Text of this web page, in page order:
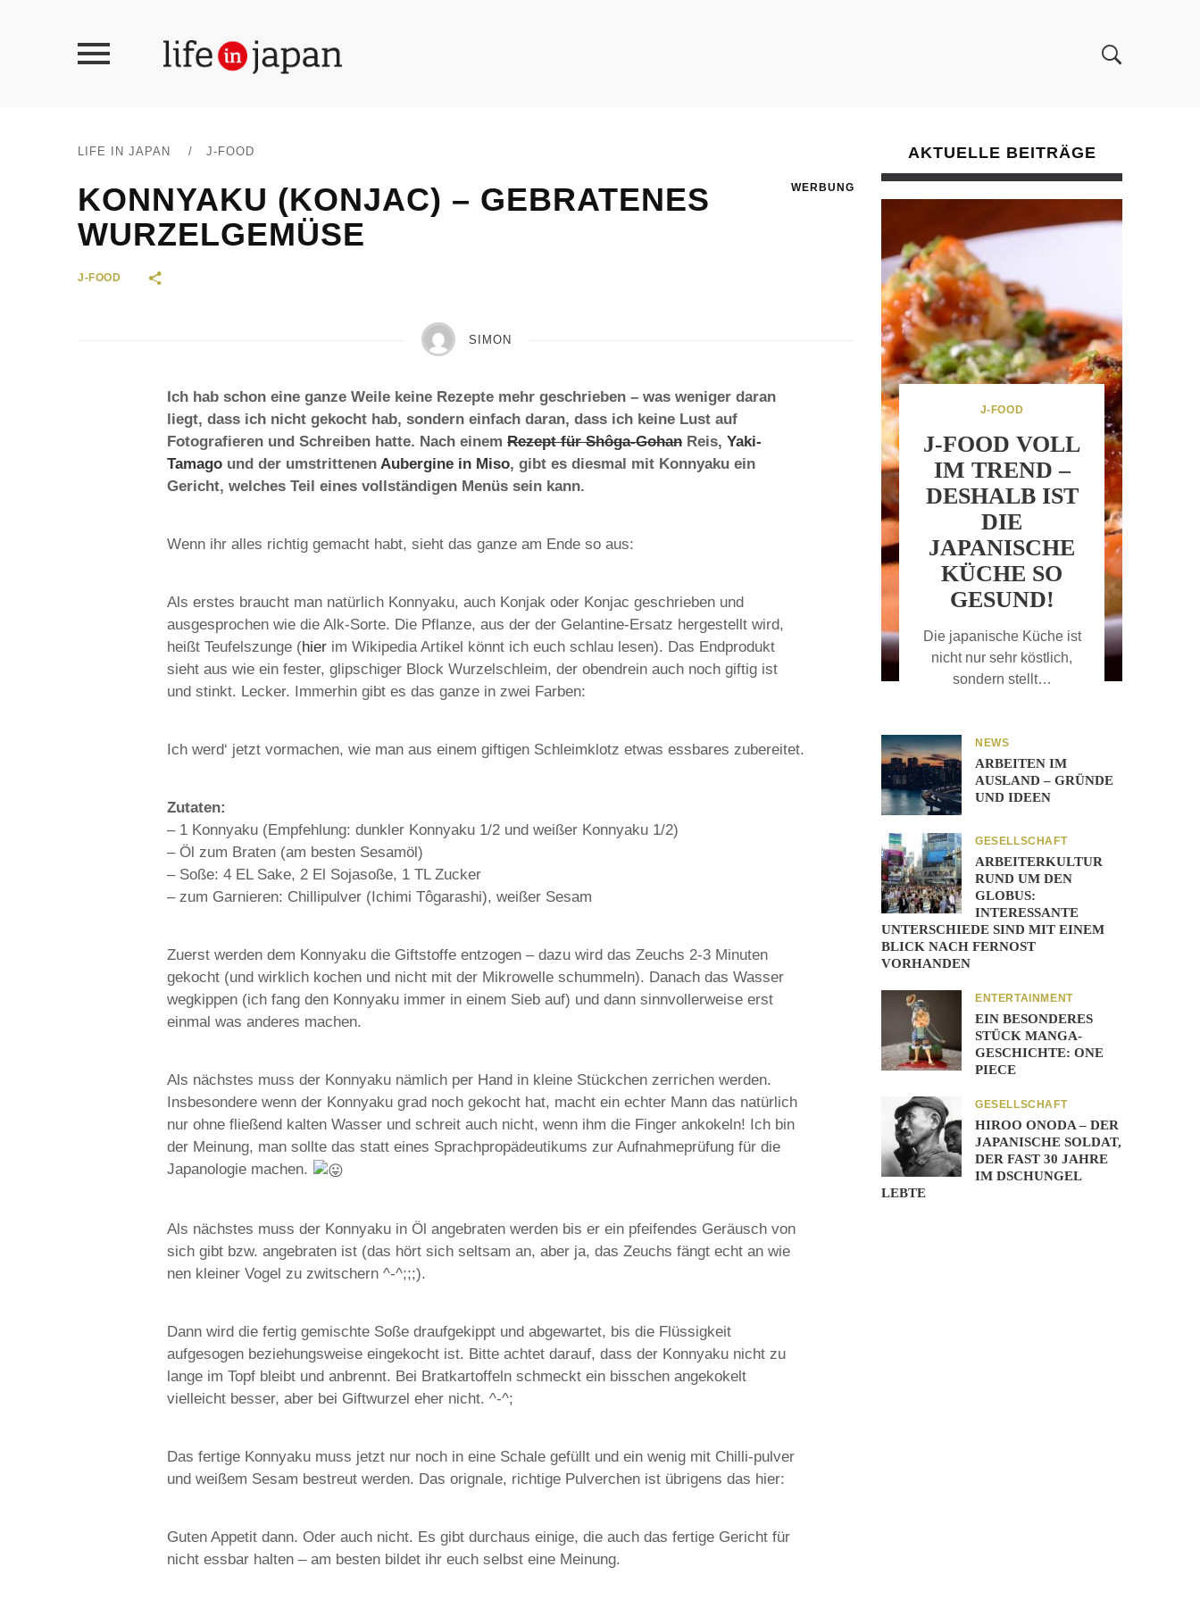
LIFE IN JAPAN / J-FOOD
KONNYAKU (KONJAC) – GEBRATENES
WURZELGEMÜSE
WERBUNG
J-FOOD
SIMON
Ich hab schon eine ganze Weile keine Rezepte mehr geschrieben – was weniger daran
liegt, dass ich nicht gekocht hab, sondern einfach daran, dass ich keine Lust auf
Fotografieren und Schreiben hatte. Nach einem Rezept für Shôga-Gohan Reis, Yaki-
Tamago und der umstrittenen Aubergine in Miso, gibt es diesmal mit Konnyaku ein
Gericht, welches Teil eines vollständigen Menüs sein kann.
Wenn ihr alles richtig gemacht habt, sieht das ganze am Ende so aus:
Als erstes braucht man natürlich Konnyaku, auch Konjak oder Konjac geschrieben und
ausgesprochen wie die Alk-Sorte. Die Pflanze, aus der der Gelantine-Ersatz hergestellt wird,
heißt Teufelszunge (hier im Wikipedia Artikel könnt ich euch schlau lesen). Das Endprodukt
sieht aus wie ein fester, glipschiger Block Wurzelschleim, der obendrein auch noch giftig ist
und stinkt. Lecker. Immerhin gibt es das ganze in zwei Farben:
Ich werd‘ jetzt vormachen, wie man aus einem giftigen Schleimklotz etwas essbares zubereitet.
Zutaten:
– 1 Konnyaku (Empfehlung: dunkler Konnyaku 1/2 und weißer Konnyaku 1/2)
– Öl zum Braten (am besten Sesamöl)
– Soße: 4 EL Sake, 2 El Sojasoße, 1 TL Zucker
– zum Garnieren: Chillipulver (Ichimi Tôgarashi), weißer Sesam
Zuerst werden dem Konnyaku die Giftstoffe entzogen – dazu wird das Zeuchs 2-3 Minuten
gekocht (und wirklich kochen und nicht mit der Mikrowelle schummeln). Danach das Wasser
wegkippen (ich fang den Konnyaku immer in einem Sieb auf) und dann sinnvollerweise erst
einmal was anderes machen.
Als nächstes muss der Konnyaku nämlich per Hand in kleine Stückchen zerrichen werden.
Insbesondere wenn der Konnyaku grad noch gekocht hat, macht ein echter Mann das natürlich
nur ohne fließend kalten Wasser und schreit auch nicht, wenn ihm die Finger ankokeln! Ich bin
der Meinung, man sollte das statt eines Sprachpropädeutikums zur Aufnahmeprüfung für die
Japanologie machen.
Als nächstes muss der Konnyaku in Öl angebraten werden bis er ein pfeifendes Geräusch von
sich gibt bzw. angebraten ist (das hört sich seltsam an, aber ja, das Zeuchs fängt echt an wie
nen kleiner Vogel zu zwitschern ^-^;;;).
Dann wird die fertig gemischte Soße draufgekippt und abgewartet, bis die Flüssigkeit
aufgesogen beziehungsweise eingekocht ist. Bitte achtet darauf, dass der Konnyaku nicht zu
lange im Topf bleibt und anbrennt. Bei Bratkartoffeln schmeckt ein bisschen angekokelt
vielleicht besser, aber bei Giftwurzel eher nicht. ^-^;
Das fertige Konnyaku muss jetzt nur noch in eine Schale gefüllt und ein wenig mit Chilli-pulver
und weißem Sesam bestreut werden. Das orignale, richtige Pulverchen ist übrigens das hier:
Guten Appetit dann. Oder auch nicht. Es gibt durchaus einige, die auch das fertige Gericht für
nicht essbar halten – am besten bildet ihr euch selbst eine Meinung.
AKTUELLE BEITRÄGE
J-FOOD
J-FOOD VOLL
IM TREND –
DESHALB IST
DIE
JAPANISCHE
KÜCHE SO
GESUND!
Die japanische Küche ist
nicht nur sehr köstlich,
sondern stellt…
NEWS
ARBEITEN IM
AUSLAND – GRÜNDE
UND IDEEN
GESELLSCHAFT
ARBEITERKULTUR
RUND UM DEN
GLOBUS:
INTERESSANTE
UNTERSCHIEDE SIND MIT EINEM
BLICK NACH FERNOST
VORHANDEN
ENTERTAINMENT
EIN BESONDERES
STÜCK MANGA-
GESCHICHTE: ONE
PIECE
GESELLSCHAFT
HIROO ONODA – DER
JAPANISCHE SOLDAT,
DER FAST 30 JAHRE
IM DSCHUNGEL
LEBTE